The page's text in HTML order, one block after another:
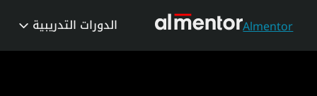
Almentor الدورات التدريبية